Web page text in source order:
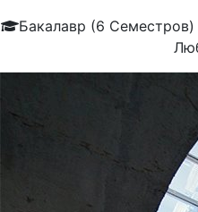
Бакалавр (6 Семестров)